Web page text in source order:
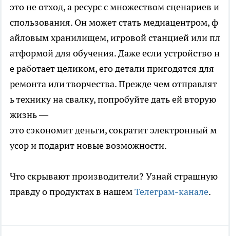
это не отход, а ресурс с множеством сценариев и
спользования. Он может стать медиацентром, ф
айловым хранилищем, игровой станцией или пл
атформой для обучения. Даже если устройство н
е работает целиком, его детали пригодятся для
ремонта или творчества. Прежде чем отправлят
ь технику на свалку, попробуйте дать ей вторую
жизнь —
это сэкономит деньги, сократит электронный м
усор и подарит новые возможности.
Что скрывают производители? Узнай страшную
правду о продуктах в нашемТелеграм-канале.